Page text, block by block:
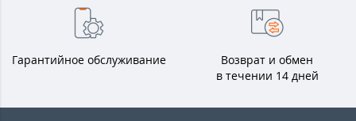
Гарантийное обслуживание
Возврат и обмен
в течении 14 дней